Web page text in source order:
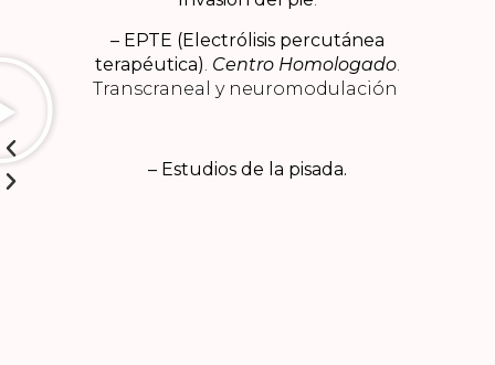
– EPTE (Electrólisis percutánea
terapéutica) Centro Homologado
Transcraneal y neuromodulación
– Estudios de la pisada.